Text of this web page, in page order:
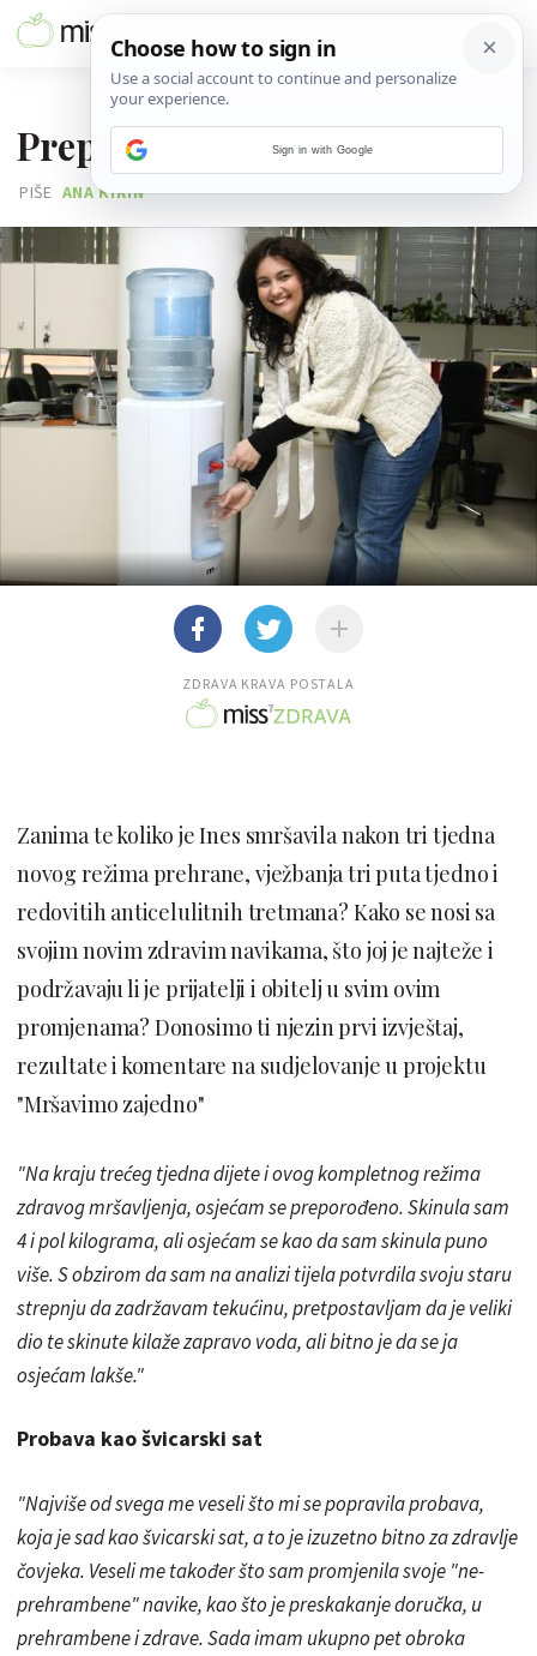
Preporođena s 4,5 kg manje
PIŠE ANA KIRIN
ZDRAVA KRAVA POSTALA
Zanima te koliko je Ines smršavila nakon tri tjedna
novog režima prehrane, vježbanja tri puta tjedno i
redovitih anticelulitnih tretmana? Kako se nosi sa
svojim novim zdravim navikama, što joj je najteže i
podržavaju li je prijatelji i obitelj u svim ovim
promjenama? Donosimo ti njezin prvi izvještaj,
rezultate i komentare na sudjelovanje u projektu
"Mršavimo zajedno"
"Na kraju trećeg tjedna dijete i ovog kompletnog režima
zdravog mršavljenja, osjećam se preporođeno. Skinula sam
4 i pol kilograma, ali osjećam se kao da sam skinula puno
više. S obzirom da sam na analizi tijela potvrdila svoju staru
strepnju da zadržavam tekućinu, pretpostavljam da je veliki
dio te skinute kilaže zapravo voda, ali bitno je da se ja
osjećam lakše."
Probava kao švicarski sat
"Najviše od svega me veseli što mi se popravila probava,
koja je sad kao švicarski sat, a to je izuzetno bitno za zdravlje
čovjeka. Veseli me također što sam promjenila svoje "ne-
prehrambene" navike, kao što je preskakanje doručka, u
prehrambene i zdrave. Sada imam ukupno pet obroka
Sign in with Google